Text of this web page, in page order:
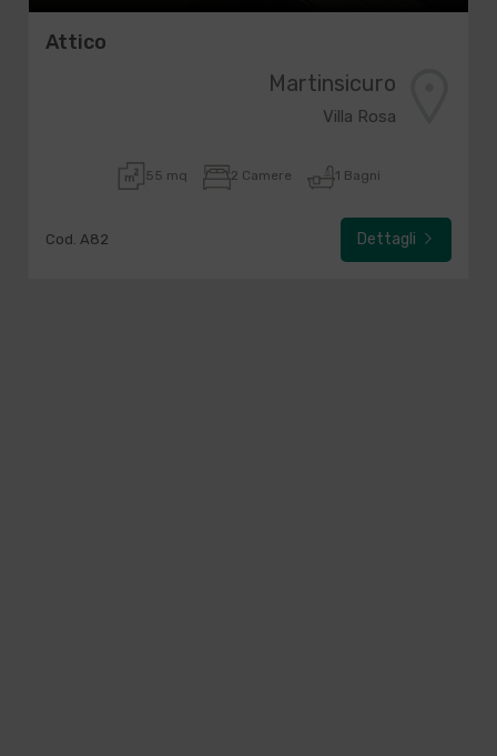
Attico
Martinsicuro
Villa Rosa
55 mq 2 Camere 1 Bagni
Cod. A82 Dettagli